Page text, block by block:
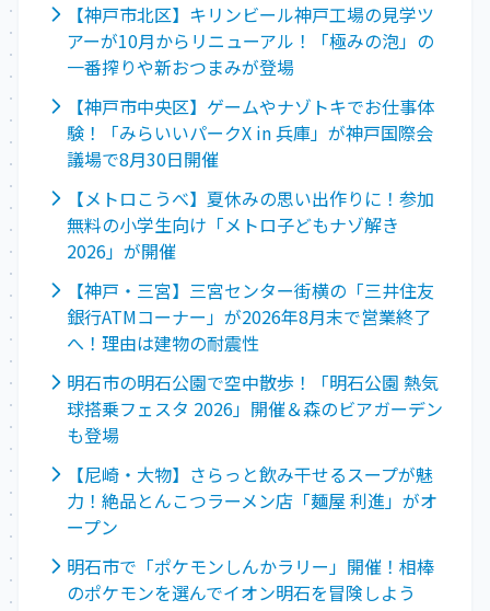
【神戸市北区】キリンビール神戸工場の見学ツ
アーが10月からリニューアル！「極みの泡」の
一番搾りや新おつまみが登場
【神戸市中央区】ゲームやナゾトキでお仕事体
験！「みらいいパークX in 兵庫」が神戸国際会
議場で8月30日開催
【メトロこうべ】夏休みの思い出作りに！参加
無料の小学生向け「メトロ子どもナゾ解き
2026」が開催
【神戸・三宮】三宮センター街横の「三井住友
銀行ATMコーナー」が2026年8月末で営業終了
へ！理由は建物の耐震性
明石市の明石公園で空中散歩！「明石公園 熱気
球搭乗フェスタ 2026」開催＆森のビアガーデン
も登場
【尼崎・大物】さらっと飲み干せるスープが魅
力！絶品とんこつラーメン店「麺屋 利進」がオ
ープン
明石市で「ポケモンしんかラリー」開催！相棒
のポケモンを選んでイオン明石を冒険しよう